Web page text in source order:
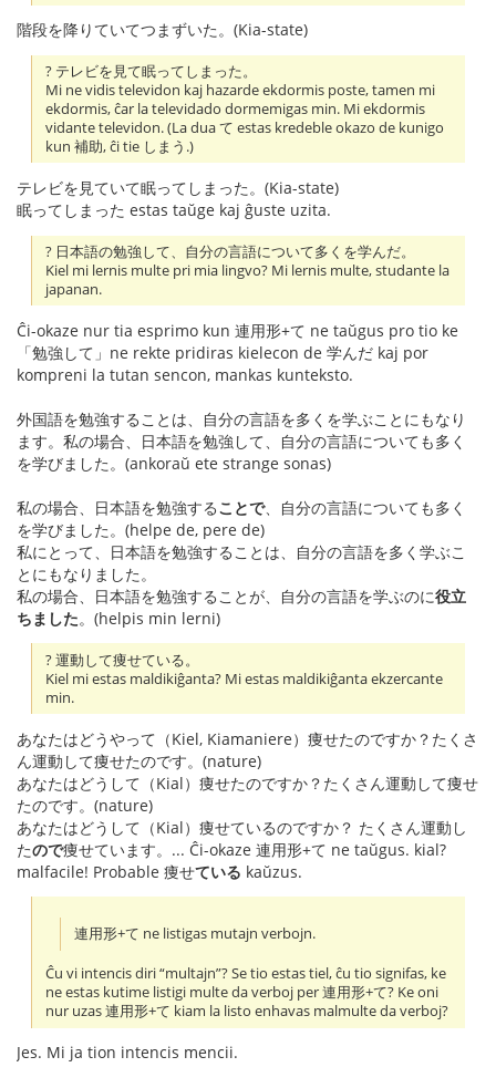
階段を降りていてつまずいた。(Kia-state)
? テレビを見て眠ってしまった。
Mi ne vidis televidon kaj hazarde ekdormis poste, tamen mi
ekdormis, ĉar la televidado dormemigas min. Mi ekdormis
vidante televidon. (La dua て estas kredeble okazo de kunigo
kun 補助, ĉi tie しまう.)
テレビを見ていて眠ってしまった。(Kia-state)
眠ってしまった estas taŭge kaj ĝuste uzita.
? 日本語の勉強して、自分の言語について多くを学んだ。
Kiel mi lernis multe pri mia lingvo? Mi lernis multe, studante la
japanan.
Ĉi-okaze nur tia esprimo kun 連用形+て ne taŭgus pro tio ke
「勉強して」ne rekte pridiras kielecon de 学んだ kaj por
kompreni la tutan sencon, mankas kunteksto.
外国語を勉強することは、自分の言語を多くを学ぶことにもなり
ます。私の場合、日本語を勉強して、自分の言語についても多く
を学びました。(ankoraŭ ete strange sonas)
私の場合、日本語を勉強することで、自分の言語についても多く
を学びました。(helpe de, pere de)
私にとって、日本語を勉強することは、自分の言語を多く学ぶこ
とにもなりました。
私の場合、日本語を勉強することが、自分の言語を学ぶのに役立
ちました。(helpis min lerni)
? 運動して痩せている。
Kiel mi estas maldikiĝanta? Mi estas maldikiĝanta ekzercante
min.
あなたはどうやって（Kiel, Kiamaniere）痩せたのですか？たくさ
ん運動して痩せたのです。(nature)
あなたはどうして（Kial）痩せたのですか？たくさん運動して痩せ
たのです。(nature)
あなたはどうして（Kial）痩せているのですか？ たくさん運動し
たので痩せています。... Ĉi-okaze 連用形+て ne taŭgus. kial?
malfacile! Probable 痩せている kaŭzus.
連用形+て ne listigas mutajn verbojn.
Ĉu vi intencis diri “multajn”? Se tio estas tiel, ĉu tio signifas, ke
ne estas kutime listigi multe da verboj per 連用形+て? Ke oni
nur uzas 連用形+て kiam la listo enhavas malmulte da verboj?
Jes. Mi ja tion intencis mencii.